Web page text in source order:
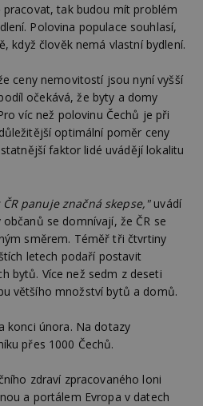
tak budou mít problém
Polovina populace souhlasí,
když člověk nemá vlastní bydlení.
ceny nemovitostí jsou nyní vyšší
očekává, že byty a domy
víc než polovinu Čechů je při
optimální poměr ceny
faktor lidé uvádějí lokalitu
panuje značná skepse,"uvádí
se domnívají, že ČR se
směrem. Téměř tři čtvrtiny
letech podaří postavit
bytů. Více než sedm z deseti
většího množství bytů a domů.
konci února. Na dotazy
přes 1000 Čechů.
zdraví zpracovaného loni
a portálem Evropa v datech